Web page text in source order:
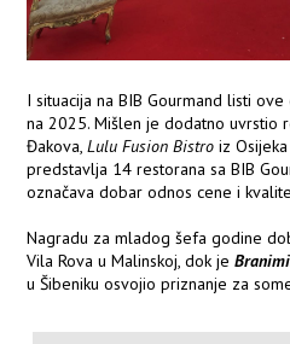
I situacija na BIB Gourmand listi
na 2025. Mišlen je dodatno uvrstio
Đakova,Lulu Fusion Bistro iz
predstavlja 14 restorana sa BIB
označava dobar odnos cene i
Nagradu za mladog šefa godine
Vila Rova u Malinskoj, dok je
u Šibeniku osvojio priznanje za